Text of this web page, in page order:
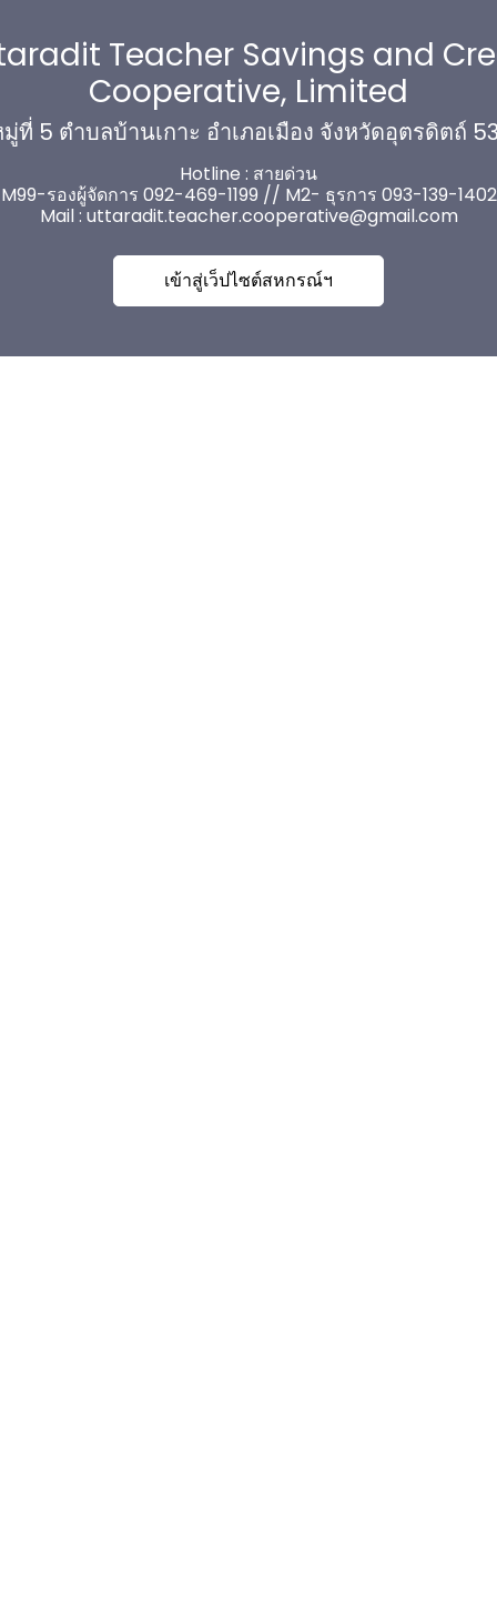
Teacher Savings and
Cooperative, Limited
ที่ 5 ตำบลบ้านเกาะ อำเภอเมือง จังหวัดอุตรดิตถ์
Hotline : สายด่วน
M99-รองผู้จัดการ 092-469-1199 // M2- ธุรการ 093-139-1402
Mail :uttaradit.teacher.cooperative@gmail.com
เข้าสู่เว็ปไซต์สหกรณ์ฯ